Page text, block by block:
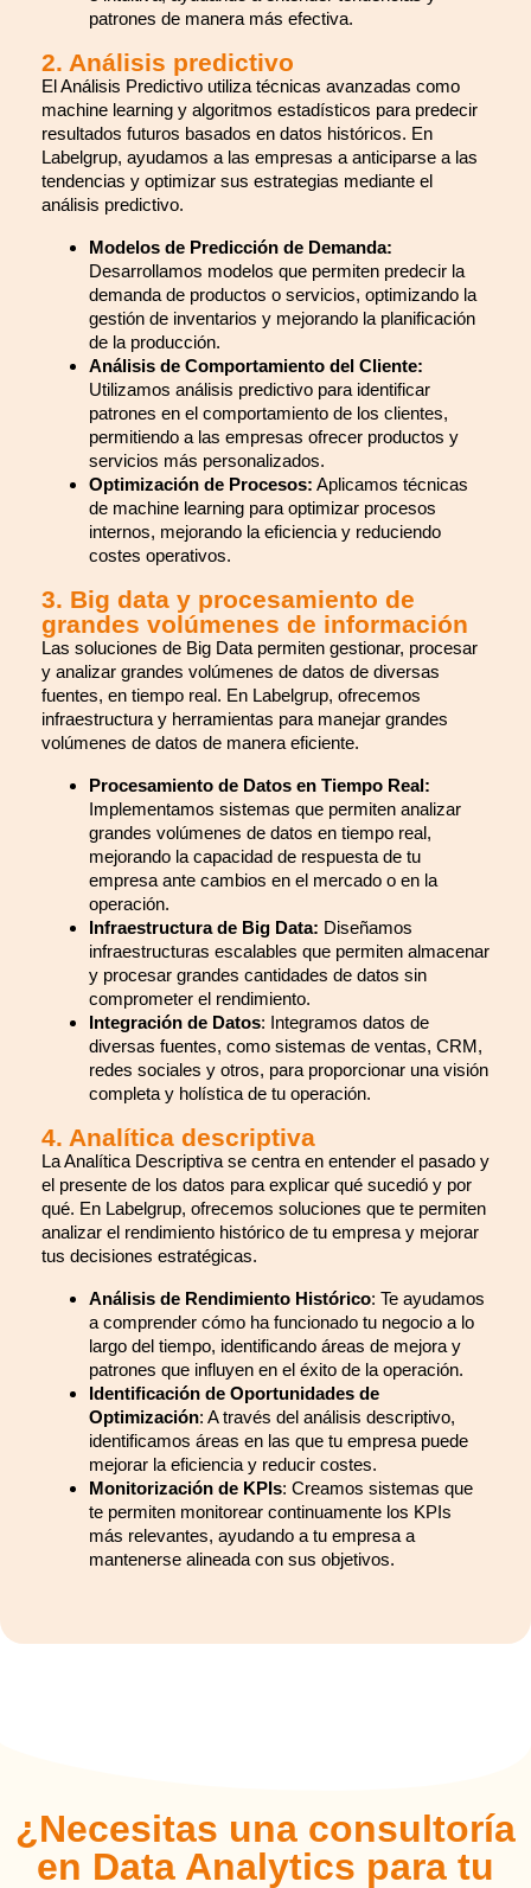
patrones de manera más efectiva.
2. Análisis predictivo
El Análisis Predictivo utiliza técnicas avanzadas como
machine learning y algoritmos estadísticos para predecir
resultados futuros basados en datos históricos. En
Labelgrup, ayudamos a las empresas a anticiparse a las
tendencias y optimizar sus estrategias mediante el
análisis predictivo.
Modelos de Predicción de Demanda:
Desarrollamos modelos que permiten predecir la
demanda de productos o servicios, optimizando la
gestión de inventarios y mejorando la planificación
de la producción.
Análisis de Comportamiento del Cliente:
Utilizamos análisis predictivo para identificar
patrones en el comportamiento de los clientes,
permitiendo a las empresas ofrecer productos y
servicios más personalizados.
Optimización de Procesos: Aplicamos técnicas
de machine learning para optimizar procesos
internos, mejorando la eficiencia y reduciendo
costes operativos.
3. Big data y procesamiento de
grandes volúmenes de información
Las soluciones de Big Data permiten gestionar, procesar
y analizar grandes volúmenes de datos de diversas
fuentes, en tiempo real. En Labelgrup, ofrecemos
infraestructura y herramientas para manejar grandes
volúmenes de datos de manera eficiente.
Procesamiento de Datos en Tiempo Real:
Implementamos sistemas que permiten analizar
grandes volúmenes de datos en tiempo real,
mejorando la capacidad de respuesta de tu
empresa ante cambios en el mercado o en la
operación.
Infraestructura de Big Data: Diseñamos
infraestructuras escalables que permiten almacenar
y procesar grandes cantidades de datos sin
comprometer el rendimiento.
Integración de Datos: Integramos datos de
diversas fuentes, como sistemas de ventas, CRM,
redes sociales y otros, para proporcionar una visión
completa y holística de tu operación.
4. Analítica descriptiva
La Analítica Descriptiva se centra en entender el pasado y
el presente de los datos para explicar qué sucedió y por
qué. En Labelgrup, ofrecemos soluciones que te permiten
analizar el rendimiento histórico de tu empresa y mejorar
tus decisiones estratégicas.
Análisis de Rendimiento Histórico: Te ayudamos
a comprender cómo ha funcionado tu negocio a lo
largo del tiempo, identificando áreas de mejora y
patrones que influyen en el éxito de la operación.
Identificación de Oportunidades de
Optimización: A través del análisis descriptivo,
identificamos áreas en las que tu empresa puede
mejorar la eficiencia y reducir costes.
Monitorización de KPIs: Creamos sistemas que
te permiten monitorear continuamente los KPIs
más relevantes, ayudando a tu empresa a
mantenerse alineada con sus objetivos.
¿Necesitas una consultoría
en Data Analytics para tu